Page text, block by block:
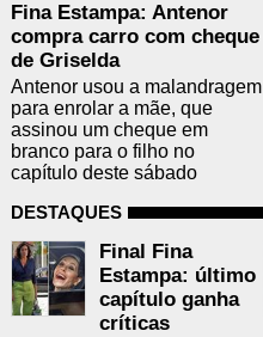
Fina Estampa: Antenor
compra carro com cheque
de Griselda
Antenor usou a malandragem
para enrolar a mãe, que
assinou um cheque em
branco para o filho no
capítulo deste sábado
DESTAQUES
Final Fina
Estampa: último
capítulo ganha
críticas